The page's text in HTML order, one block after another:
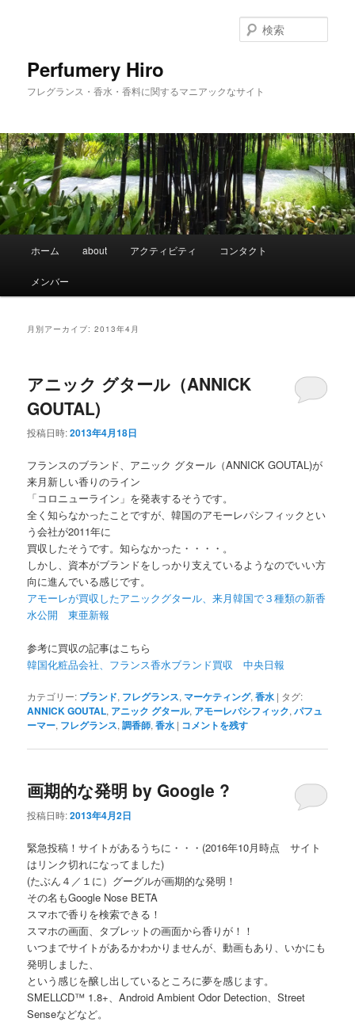
へ
移
動
移
動
Perfumery Hiro
フレグランス・香水・香料に関するマニアックなサイト
索
メ
ホーム about アクティビティ コンタクト
メンバー
月別アーカイブ:2013年4月
アニック グタール（ANNICK
GOUTAL)
投稿日時:2013年4月18日
フランスのブランド、アニック グタール（ANNICK GOUTAL)が
来月新しい香りのライン
「コロニューライン」を発表するそうです。
全く知らなかったことですが、韓国のアモーレパシフィックとい
う会社が2011年に
買収したそうです。知らなかった・・・・。
しかし、資本がブランドをしっかり支えているようなのでいい方
向に進んでいる感じです。
アモーレが買収したアニックグタール、来月韓国で３種類の新香
水公開 東亜新報
参考に買収の記事はこちら
韓国化粧品会社、フランス香水ブランド買収 中央日報
カテゴリー: ブランド, フレグランス, マーケティング,香水 | タグ:
ANNICK GOUTAL, アニック グタール, アモーレパシフィック,パフュ
ーマー, フレグランス,調香師,香水 | コメントを残す
画期的な発明 by Google ?
投稿日時:2013年4月2日
緊急投稿！サイトがあるうちに・・・(2016年10月時点 サイト
はリンク切れになってました)
(たぶん４／１に）グーグルが画期的な発明！
その名もGoogle Nose BETA
スマホで香りを検索できる！
スマホの画面、タブレットの画面から香りが！！
いつまでサイトがあるかわかりませんが、動画もあり、いかにも
発明しました、
という感じを醸し出しているところに夢を感じます。
SMELLCD™ 1.8+、Android Ambient Odor Detection、Street
Senseなどなど。